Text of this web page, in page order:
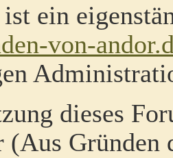
ein
von-
dieses
(Aus Gründen